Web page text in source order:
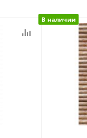
В наличии